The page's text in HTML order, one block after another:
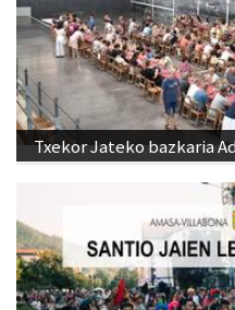
Txekor Jateko bazkaria